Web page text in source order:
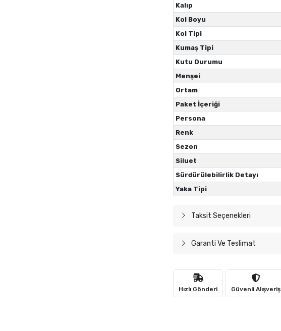
Kalıp
Kol Boyu
Kol Tipi
Kumaş Tipi
Kutu Durumu
Menşei
Ortam
Paket İçeriği
Persona
Renk
Sezon
Siluet
Sürdürülebilirlik Detayı
Yaka Tipi
Taksit Seçenekleri
Garanti Ve Teslimat
Hızlı Gönderi Güvenli Alışveriş